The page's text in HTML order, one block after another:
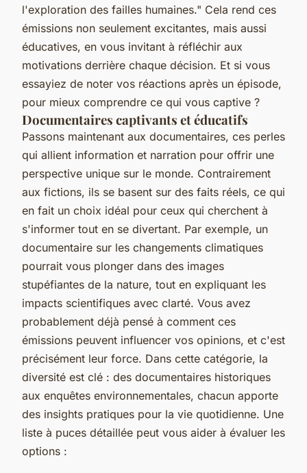
l'exploration des failles humaines." Cela rend ces
émissions non seulement excitantes, mais aussi
éducatives, en vous invitant à réfléchir aux
motivations derrière chaque décision. Et si vous
essayiez de noter vos réactions après un épisode,
pour mieux comprendre ce qui vous captive ?
Documentaires captivants et éducatifs
Passons maintenant aux documentaires, ces perles
qui allient information et narration pour offrir une
perspective unique sur le monde. Contrairement
aux fictions, ils se basent sur des faits réels, ce qui
en fait un choix idéal pour ceux qui cherchent à
s'informer tout en se divertant. Par exemple, un
documentaire sur les changements climatiques
pourrait vous plonger dans des images
stupéfiantes de la nature, tout en expliquant les
impacts scientifiques avec clarté. Vous avez
probablement déjà pensé à comment ces
émissions peuvent influencer vos opinions, et c'est
précisément leur force. Dans cette catégorie, la
diversité est clé : des documentaires historiques
aux enquêtes environnementales, chacun apporte
des insights pratiques pour la vie quotidienne. Une
liste à puces détaillée peut vous aider à évaluer les
options :